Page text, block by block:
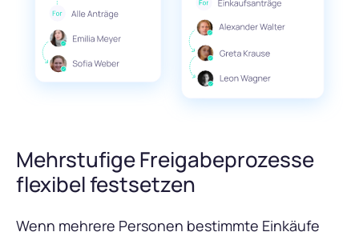
Mehrstufige Freigabeprozesse
flexibel festsetzen
Wenn mehrere Personen bestimmte Einkäufe